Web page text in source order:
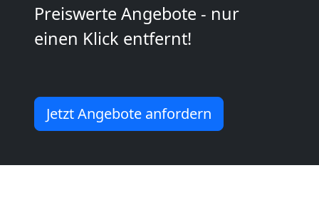
Preiswerte Angebote - nur
einen Klick entfernt!
Jetzt Angebote anfordern
Mann
LKW
Leonding